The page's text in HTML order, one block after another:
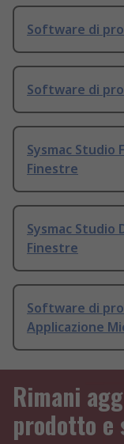
Software di
Software di
Sysmac Studio
Finestre
Sysmac Studio
Finestre
Software di
Applicazione
Rimani
prodotto e